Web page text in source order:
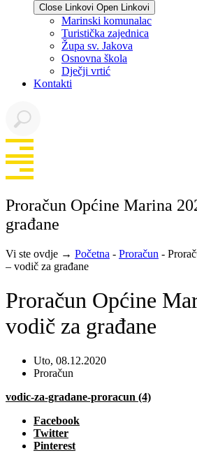
Close Linkovi Open Linkovi
Marinski komunalac
Turistička zajednica
Župa sv. Jakova
Osnovna škola
Dječji vrtić
Kontakti
Proračun Općine Marina
građane
Vi ste ovdje → Početna - Proračun -
– vodič za građane
Proračun Općine
vodič za građane
Uto, 08.12.2020
Proračun
vodic-za-gradane-proracun (4)
Facebook
Twitter
Pinterest